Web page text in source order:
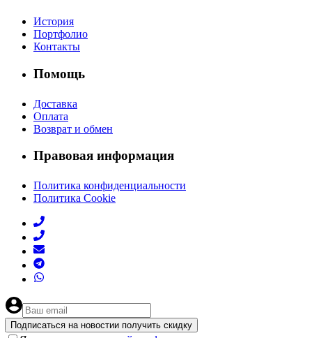
История
Портфолио
Контакты
Помощь
Доставка
Оплата
Возврат и обмен
Правовая информация
Политика конфиденциальности
Политика Cookie
Подписаться на новостии получить скидку